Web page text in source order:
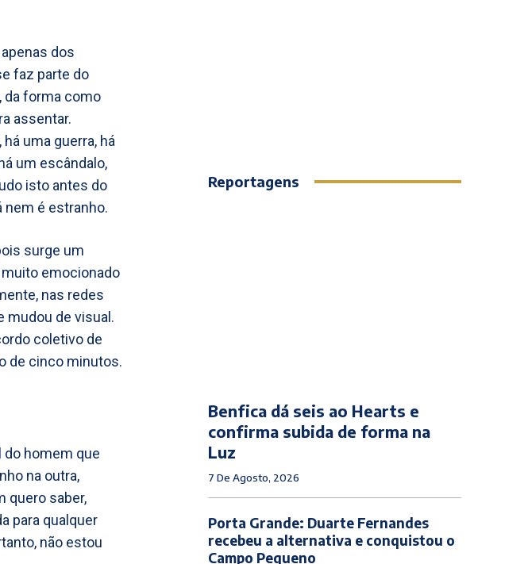
dos
faz parte do
da forma como
assentar.
uma guerra, há
um escândalo,
isto antes do
nem é estranho.
surge um
emocionado
nas redes
mudou de visual.
coletivo de
de cinco minutos.
do homem que
na outra,
quero saber,
para qualquer
não estou
Reportagens
Benfica dá seis ao Hearts e
confirma subida de forma na
Luz
7 De Agosto, 2026
Porta Grande: Duarte Fernandes
recebeu a alternativa e conquistou o
Campo Pequeno